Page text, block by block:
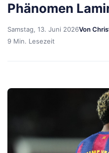
Phänomen
Samstag, 13. Juni 2026Von
9 Min. Lesezeit